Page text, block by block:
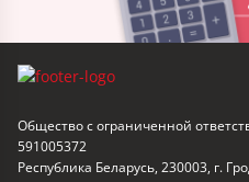
Общество с ограниченной
591005372
Республика Беларусь, 230003, г.